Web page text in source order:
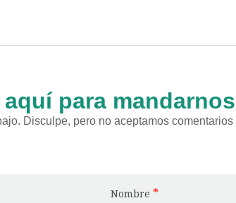
aquí para
Disculpe, pero no aceptamos
Nombre